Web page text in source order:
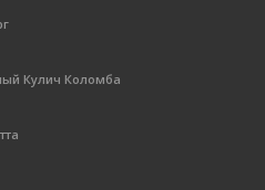
Кулич Коломба